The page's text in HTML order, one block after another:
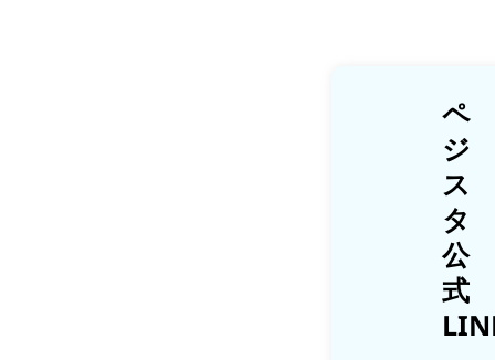
ペ
ジ
ス
タ
公
式